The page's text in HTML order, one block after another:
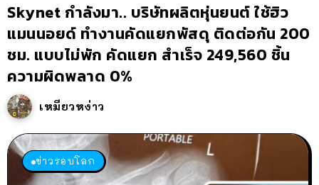
Skynet กำลังมา.. บริษัทผลิตหุ่นยนต์ ใช้ฮิว
แมนนอยด์ ทำงานคัดแยกพัสดุ ติดต่อกัน 200
ชม. แบบไม่พัก คัดแยก สำเร็จ 249,560 ชิ้น
ความผิดพลาด 0%
เหมียวหง่าว
ข่าวรอบโลก